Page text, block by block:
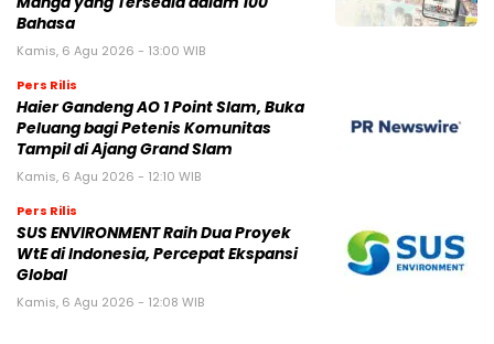
Bahasa
Kamis, 6 Agu 2026 - 13:00 WIB
Pers Rilis
Haier Gandeng AO 1 Point Slam, Buka
Peluang bagi Petenis Komunitas
Tampil di Ajang Grand Slam
Kamis, 6 Agu 2026 - 12:10 WIB
Pers Rilis
SUS ENVIRONMENT Raih Dua Proyek
WtE di Indonesia, Percepat Ekspansi
Global
Kamis, 6 Agu 2026 - 12:08 WIB